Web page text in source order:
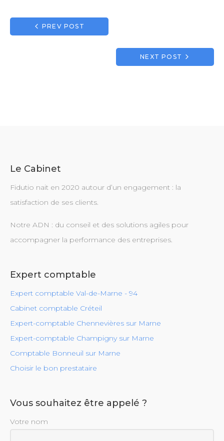
Navigation
de
PREV POST
NEXT POST
Le Cabinet
Fidutio nait en 2020 autour d’un engagement : la
satisfaction de ses clients.
Notre ADN : du conseil et des solutions agiles pour
accompagner la performance des entreprises.
Expert comptable
Expert comptable Val-de-Marne - 94
Cabinet comptable Créteil
Expert-comptable Chennevières sur Marne
Expert-comptable Champigny sur Marne
Comptable Bonneuil sur Marne
Choisir le bon prestataire
Vous souhaitez être appelé ?
Votre nom